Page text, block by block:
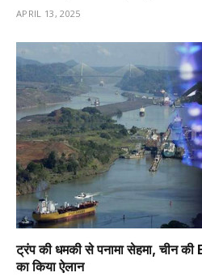
APRIL 13, 2025
ट्रंप की धमकी से पनामा सेहमा, चीन की
का किया ऐलान